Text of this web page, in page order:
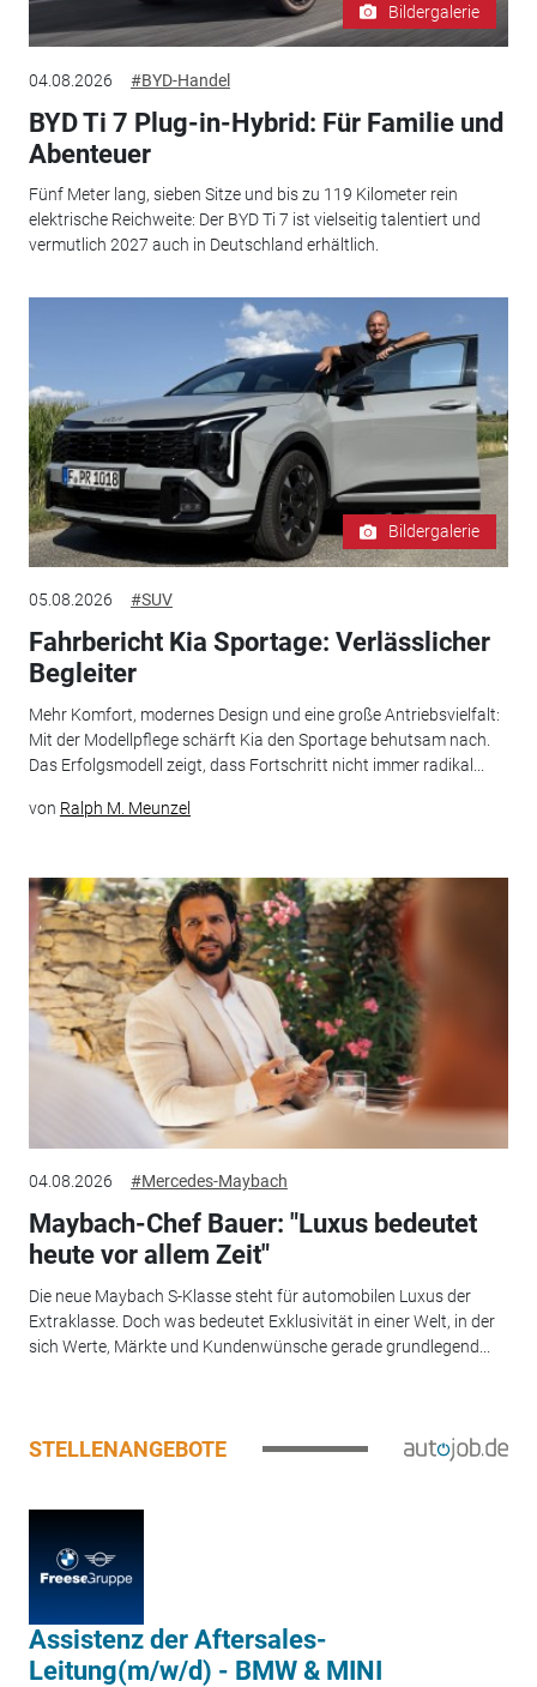
Bildergalerie
04.08.2026 #BYD-Handel
BYD Ti 7 Plug-in-Hybrid: Für Familie und
Abenteuer
Fünf Meter lang, sieben Sitze und bis zu 119 Kilometer rein
elektrische Reichweite: Der BYD Ti 7 ist vielseitig talentiert und
vermutlich 2027 auch in Deutschland erhältlich.
Bildergalerie
05.08.2026 #SUV
Fahrbericht Kia Sportage: Verlässlicher
Begleiter
Mehr Komfort, modernes Design und eine große Antriebsvielfalt:
Mit der Modellpflege schärft Kia den Sportage behutsam nach.
Das Erfolgsmodell zeigt, dass Fortschritt nicht immer radikal...
von Ralph M. Meunzel
04.08.2026 #Mercedes-Maybach
Maybach-Chef Bauer: "Luxus bedeutet
heute vor allem Zeit"
Die neue Maybach S-Klasse steht für automobilen Luxus der
Extraklasse. Doch was bedeutet Exklusivität in einer Welt, in der
sich Werte, Märkte und Kundenwünsche gerade grundlegend...
STELLENANGEBOTE
Assistenz der Aftersales-
Leitung(m/w/d) - BMW & MINI